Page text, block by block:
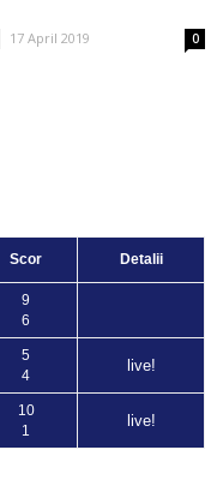
17 April 2019 0
Scor Detalii
9
6
5
4
live!
10
1
live!